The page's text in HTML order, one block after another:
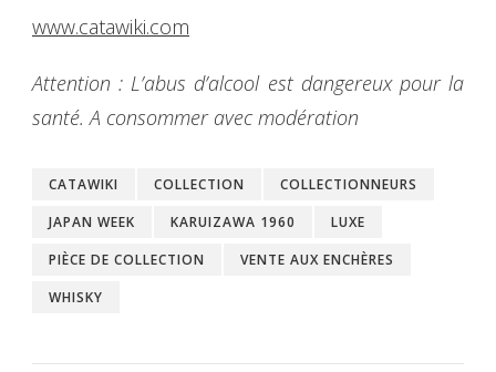
www.catawiki.com
Attention : L’abus d’alcool est dangereux pour la
santé. A consommer avec modération
CATAWIKI COLLECTION
COLLECTIONNEURS
JAPAN WEEK
KARUIZAWA 1960
LUXE
PIÈCE DE COLLECTION
VENTE AUX ENCHÈRES
WHISKY